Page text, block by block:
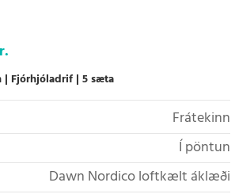
Fjórhjóladrif 5 sæta
Frátekinn
Í pöntun
Dawn Nordico loftkælt áklæði